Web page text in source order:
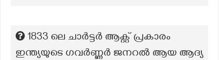
1833 ലെ ചാർട്ടർ ആക്റ്റ് പ്രകാരം
ഇന്ത്യയുടെ ഗവർണ്ണർ ജനറൽ ആയ ആദ്യ